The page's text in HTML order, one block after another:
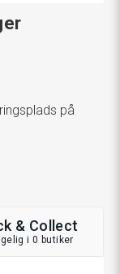
på
& Collect
Tilgængelig i 0 butiker